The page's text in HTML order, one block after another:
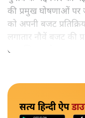
की प्रमुख घोषणाओं पर
को अपनी बजट
लगातार नौवें बजट की
उपलब्धि बताने पर मजबूर
सत्य हिन्दी ऐप